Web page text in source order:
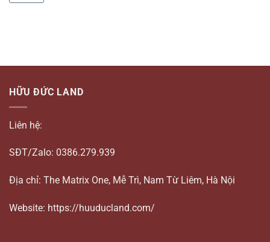
HỮU ĐỨC LAND
Liên hệ:
SĐT/Zalo: 0386.279.939
Địa chỉ: The Matrix One, Mễ Trì, Nam Từ Liêm, Hà Nội
Website: https://huuducland.com/